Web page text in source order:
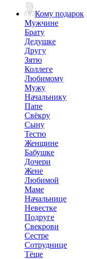
Кому подарок
Мужчине
Брату
Дедушке
Другу
Зятю
Коллеге
Любимому
Мужу
Начальнику
Папе
Свёкру
Сыну
Тестю
Женщине
Бабушке
Дочери
Жене
Любимой
Маме
Начальнице
Невестке
Подруге
Свекрови
Сестре
Сотруднице
Тёще